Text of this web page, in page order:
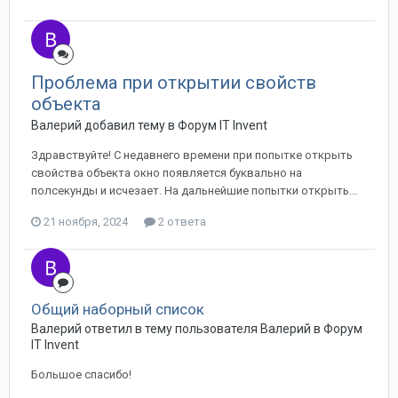
Проблема при открытии свойств
объекта
Валерий добавил тему в Форум IT Invent
Здравствуйте! С недавнего времени при попытке открыть
свойства объекта окно появляется буквально на
полсекунды и исчезает. На дальнейшие попытки открыть...
21 ноября, 2024 2 ответа
Общий наборный список
Валерий ответил в тему пользователя Валерий в Форум
IT Invent
Большое спасибо!